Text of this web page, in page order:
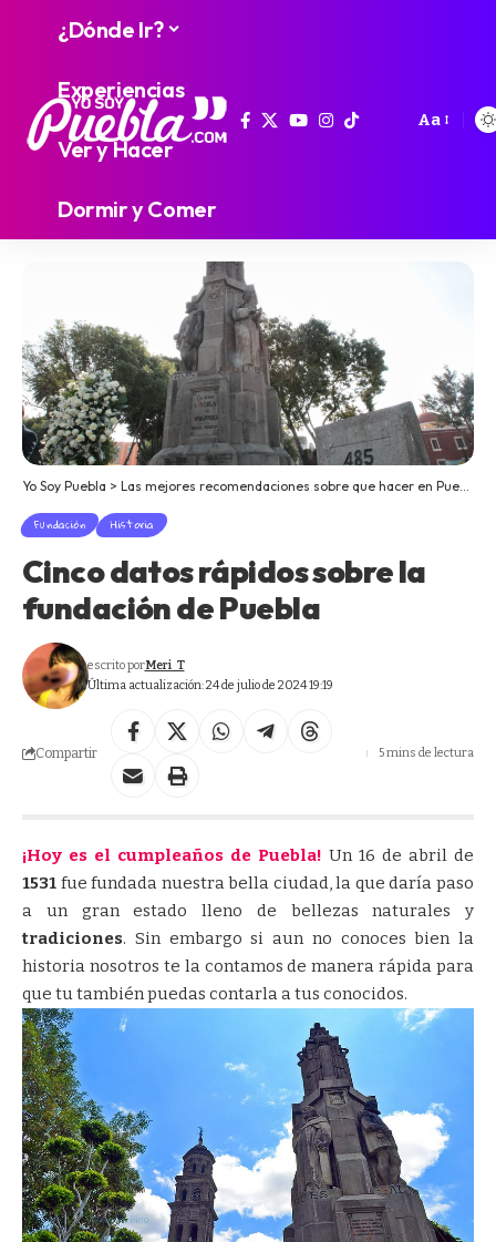
¿Dónde Ir?
Experiencias
Ver y Hacer
Dormir y Comer
Aa
Yo Soy Puebla > Las mejores recomendaciones sobre que hacer en Puebla
Fundación Historia
Cinco datos rápidos sobre la
fundación de Puebla
Última actualización: 24 de julio de 2024 19:19
escrito porMeri_T
Compartir 5 mins de lectura
¡Hoy es el cumpleaños de Puebla! Un 16 de abril de
1531 fue fundada nuestra bella ciudad, la que daría paso
a un gran estado lleno de bellezas naturales y
tradiciones. Sin embargo si aun no conoces bien la
historia nosotros te la contamos de manera rápida para
que tu también puedas contarla a tus conocidos.